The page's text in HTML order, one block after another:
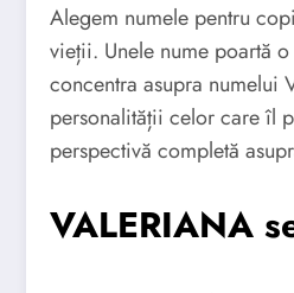
Alegem numele pentru
vieții. Unele nume poartă
concentra asupra numelui
personalității celor care îl
perspectivă completă
VALERIANA